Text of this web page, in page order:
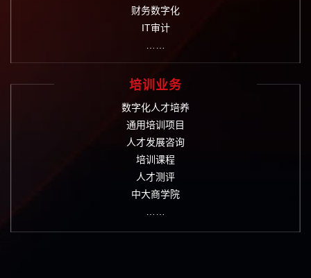
财务数字化
IT审计
培训业务
数字化人才培养
通用培训项目
人才发展咨询
培训课程
人才测评
中大商学院